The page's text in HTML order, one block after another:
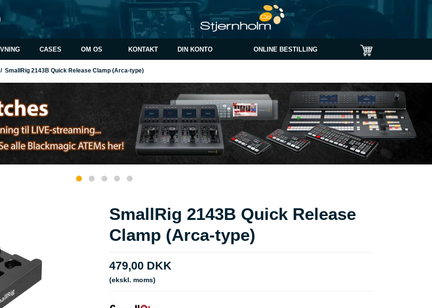
CASES OM OS KONTAKT DIN KONTO ONLINE BESTILLING
/ SmallRig 2143B Quick Release Clamp (Arca-type)
SmallRig 2143B Quick Release
Clamp (Arca-type)
479,00 DKK
(ekskl. moms)